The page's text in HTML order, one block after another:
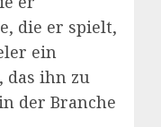
die er spielt,
ein
das ihn zu
der Branche